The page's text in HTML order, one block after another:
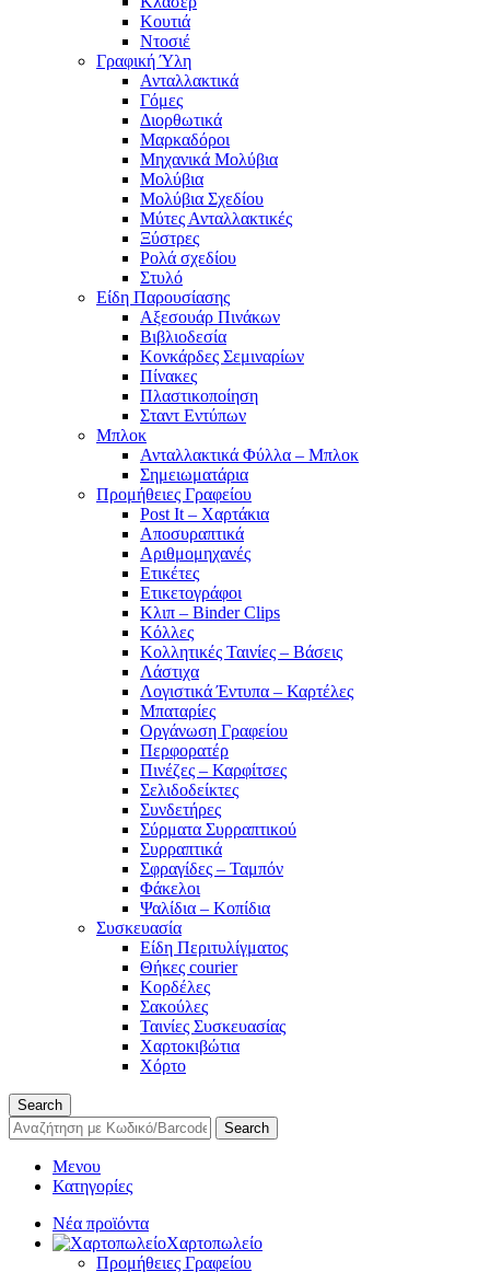
Κουτιά
Ντοσιέ
Γραφική Ύλη
Ανταλλακτικά
Γόμες
Διορθωτικά
Μαρκαδόροι
Μηχανικά Μολύβια
Μολύβια
Μολύβια Σχεδίου
Μύτες Ανταλλακτικές
Ξύστρες
Ρολά σχεδίου
Στυλό
Είδη Παρουσίασης
Αξεσουάρ Πινάκων
Βιβλιοδεσία
Κονκάρδες Σεμιναρίων
Πίνακες
Πλαστικοποίηση
Σταντ Εντύπων
Μπλοκ
Ανταλλακτικά Φύλλα – Μπλοκ
Σημειωματάρια
Προμήθειες Γραφείου
Post It – Χαρτάκια
Αποσυραπτικά
Αριθμομηχανές
Ετικέτες
Ετικετογράφοι
Κλιπ – Binder Clips
Κόλλες
Κολλητικές Ταινίες – Βάσεις
Λάστιχα
Λογιστικά Έντυπα – Καρτέλες
Μπαταρίες
Οργάνωση Γραφείου
Περφορατέρ
Πινέζες – Καρφίτσες
Σελιδοδείκτες
Συνδετήρες
Σύρματα Συρραπτικού
Συρραπτικά
Σφραγίδες – Ταμπόν
Φάκελοι
Ψαλίδια – Κοπίδια
Συσκευασία
Είδη Περιτυλίγματος
Θήκες courier
Κορδέλες
Σακούλες
Ταινίες Συσκευασίας
Χαρτοκιβώτια
Χόρτο
Search
Search
Μενου
Κατηγορίες
Νέα προϊόντα
Χαρτοπωλείο
Προμήθειες Γραφείου